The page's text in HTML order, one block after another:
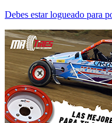
Debes estar logueado para